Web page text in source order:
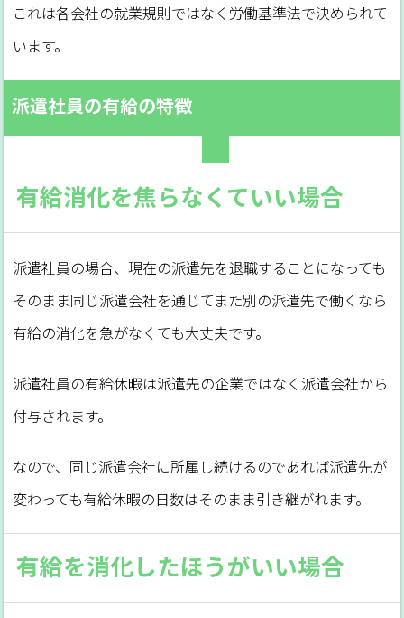
これは各会社の就業規則ではなく労働基準法で決められて
います。
派遣社員の有給の特徴
有給消化を焦らなくていい場合
派遣社員の場合、現在の派遣先を退職することになっても
そのまま同じ派遣会社を通じてまた別の派遣先で働くなら
有給の消化を急がなくても大丈夫です。
派遣社員の有給休暇は派遣先の企業ではなく派遣会社から
付与されます。
なので、同じ派遣会社に所属し続けるのであれば派遣先が
変わっても有給休暇の日数はそのまま引き継がれます。
有給を消化したほうがいい場合